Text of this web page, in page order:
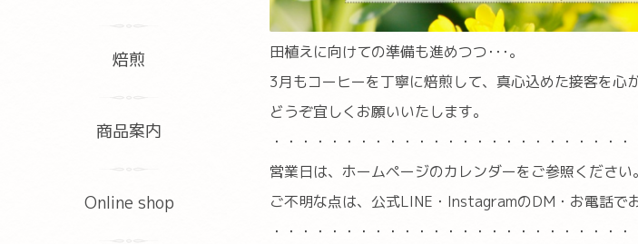
田植えに向けての準備も進めつつ･･･。
3月もコーヒーを丁寧に焙煎して、真心込めた接客を心
どうぞ宜しくお願いいたします。
・・・・・・・・・・・・・・・・・・・・・・・・
営業日は、ホームページのカレンダーをご参照ください。
ご不明な点は、公式LINE・InstagramのDM・お電話で
・・・・・・・・・・・・・・・・・・・・・・・・
焙煎
商品案内
Online shop